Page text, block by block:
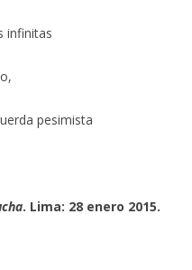
infinitas
pesimista
. Lima: 28 enero 2015.